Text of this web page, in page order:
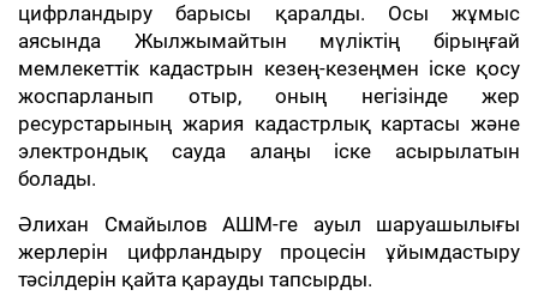
цифрландыру барысы қаралды. Осы жұмыс
аясында Жылжымайтын мүліктің бірыңғай
мемлекеттік кадастрын кезең-кезеңмен іске қосу
жоспарланып отыр, оның негізінде жер
ресурстарының жария кадастрлық картасы және
электрондық сауда алаңы іске асырылатын
болады.
Әлихан Смайылов АШМ-ге ауыл шаруашылығы
жерлерін цифрландыру процесін ұйымдастыру
тәсілдерін қайта қарауды тапсырды.